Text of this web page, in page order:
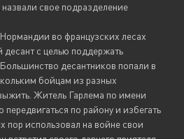
свое подразделение
во французских лесах
с целью поддержать
десантников попали в
бойцам из разных
Житель Гарлема по имени
передвигаться по району и избегать
пор использовал на войне свои